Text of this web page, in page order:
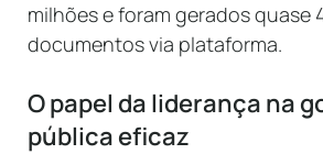
milhões e foram gerados quase
documentos via plataforma.
O papel da liderança na
pública eficaz